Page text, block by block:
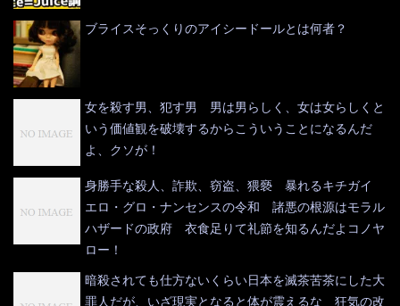
ブライスそっくりのアイシードールとは何者？
女を殺す男、犯す男 男は男らしく、女は女らしくと
いう価値観を破壊するからこういうことになるんだ
よ、クソが！
身勝手な殺人、詐欺、窃盗、猥褻 暴れるキチガイ
エロ・グロ・ナンセンスの令和 諸悪の根源はモラル
ハザードの政府 衣食足りて礼節を知るんだよコノヤ
ロー！
暗殺されても仕方ないくらい日本を滅茶苦茶にした大
罪人だが、いざ現実となると体が震えるな 狂気の改